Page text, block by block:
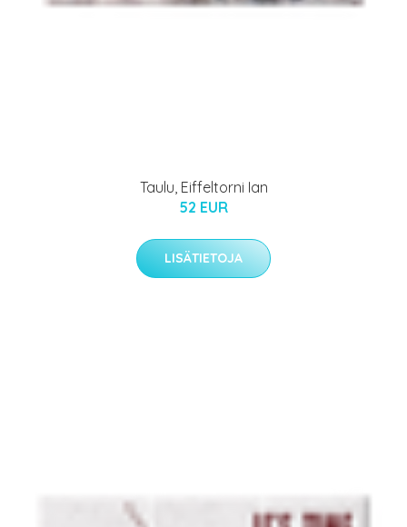
Taulu, Eiffeltorni Ian
52 EUR
LISÄTIETOJA